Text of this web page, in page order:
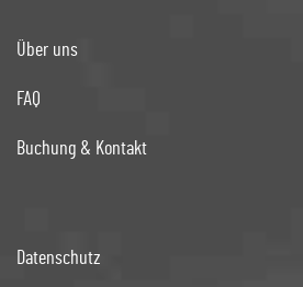
Über uns
FAQ
Buchung & Kontakt
Datenschutz